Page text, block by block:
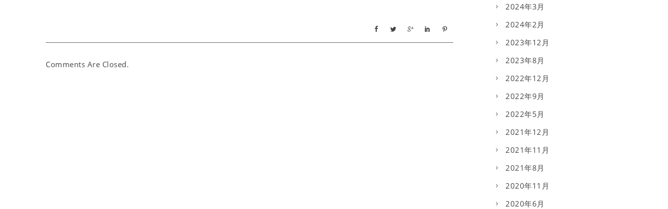
Comments Are Closed.
2024年3月
2024年2月
2023年12月
2023年8月
2022年12月
2022年9月
2022年5月
2021年12月
2021年11月
2021年8月
2020年11月
2020年6月